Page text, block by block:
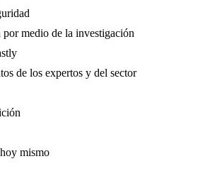
por medio de la investigación
de los expertos y del sector
mismo